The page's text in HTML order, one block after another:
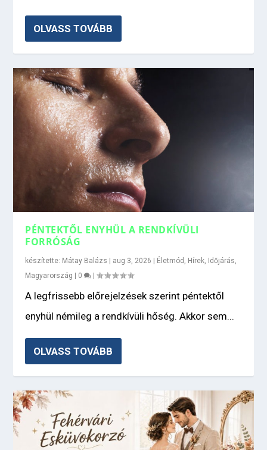
OLVASS TOVÁBB
PÉNTEKTŐL ENYHÜL A RENDKÍVÜLI
FORRÓSÁG
készítette: Mátay Balázs | aug 3, 2026 | Életmód Hírek Időjárás
Magyarország | 0 |
A legfrissebb előrejelzések szerint péntektől
enyhül némileg a rendkívüli hőség. Akkor sem...
OLVASS TOVÁBB